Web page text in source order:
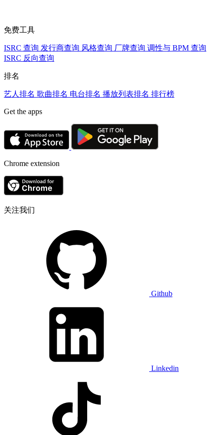
免费工具
ISRC 查询 发行商查询 风格查询 厂牌查询 调性与 BPM 查询
ISRC 反向查询
排名
艺人排名 歌曲排名 电台排名 播放列表排名 排行榜
Get the apps
Chrome extension
关注我们
Github
Linkedin